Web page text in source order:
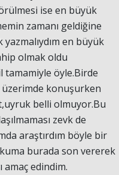
ise en büyük
zamanı geldiğine
yazmalıydım en büyük
olmak oldu
tamamiyle öyle.Birde
üzerimde konuşurken
belli olmuyor.Bu
zevk de
araştırdım böyle bir
burada son vererek
edindim.